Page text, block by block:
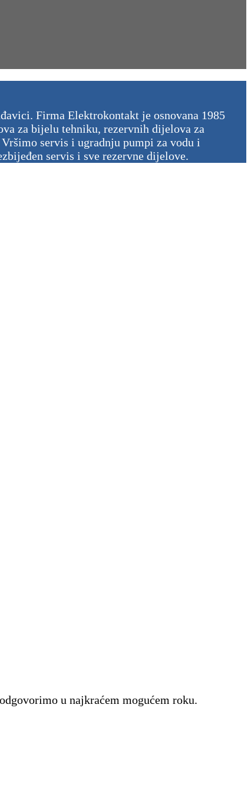
Firma Elektrokontakt je osnovana 1985
za bijelu tehniku, rezervnih dijelova za
servis i ugradnju pumpi za vodu i
servis i sve rezervne dijelove.
u najkraćem mogućem roku.